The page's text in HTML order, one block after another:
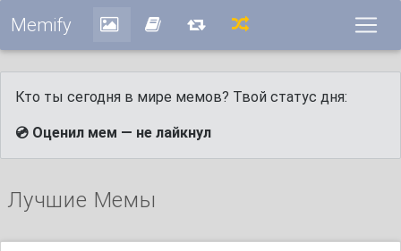
Memify
Кто ты сегодня в мире мемов? Твой статус дня:
💿 Оценил мем — не лайкнул
Лучшие Мемы